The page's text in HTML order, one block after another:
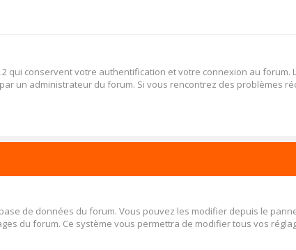
qui conservent votre authentification et votre connexion au
un administrateur du forum. Si vous rencontrez des problèmes
de données du forum. Vous pouvez les modifier depuis le
du forum. Ce système vous permettra de modifier tous vos